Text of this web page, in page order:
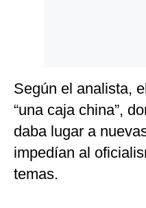
Según el analista,
“una caja china”,
daba lugar a
impedían al
temas.